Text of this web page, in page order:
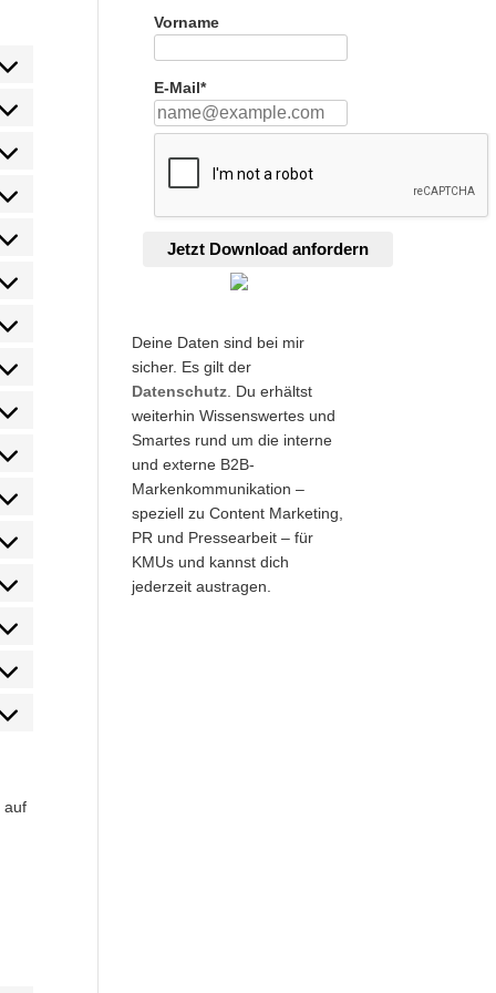
auf
Vorname
E-Mail*
Jetzt Download anfordern
Deine Daten sind bei mir
sicher. Es gilt der
Datenschutz. Du erhältst
weiterhin Wissenswertes und
Smartes rund um die interne
und externe B2B-
Markenkommunikation –
speziell zu Content Marketing,
PR und Pressearbeit – für
KMUs und kannst dich
jederzeit austragen.